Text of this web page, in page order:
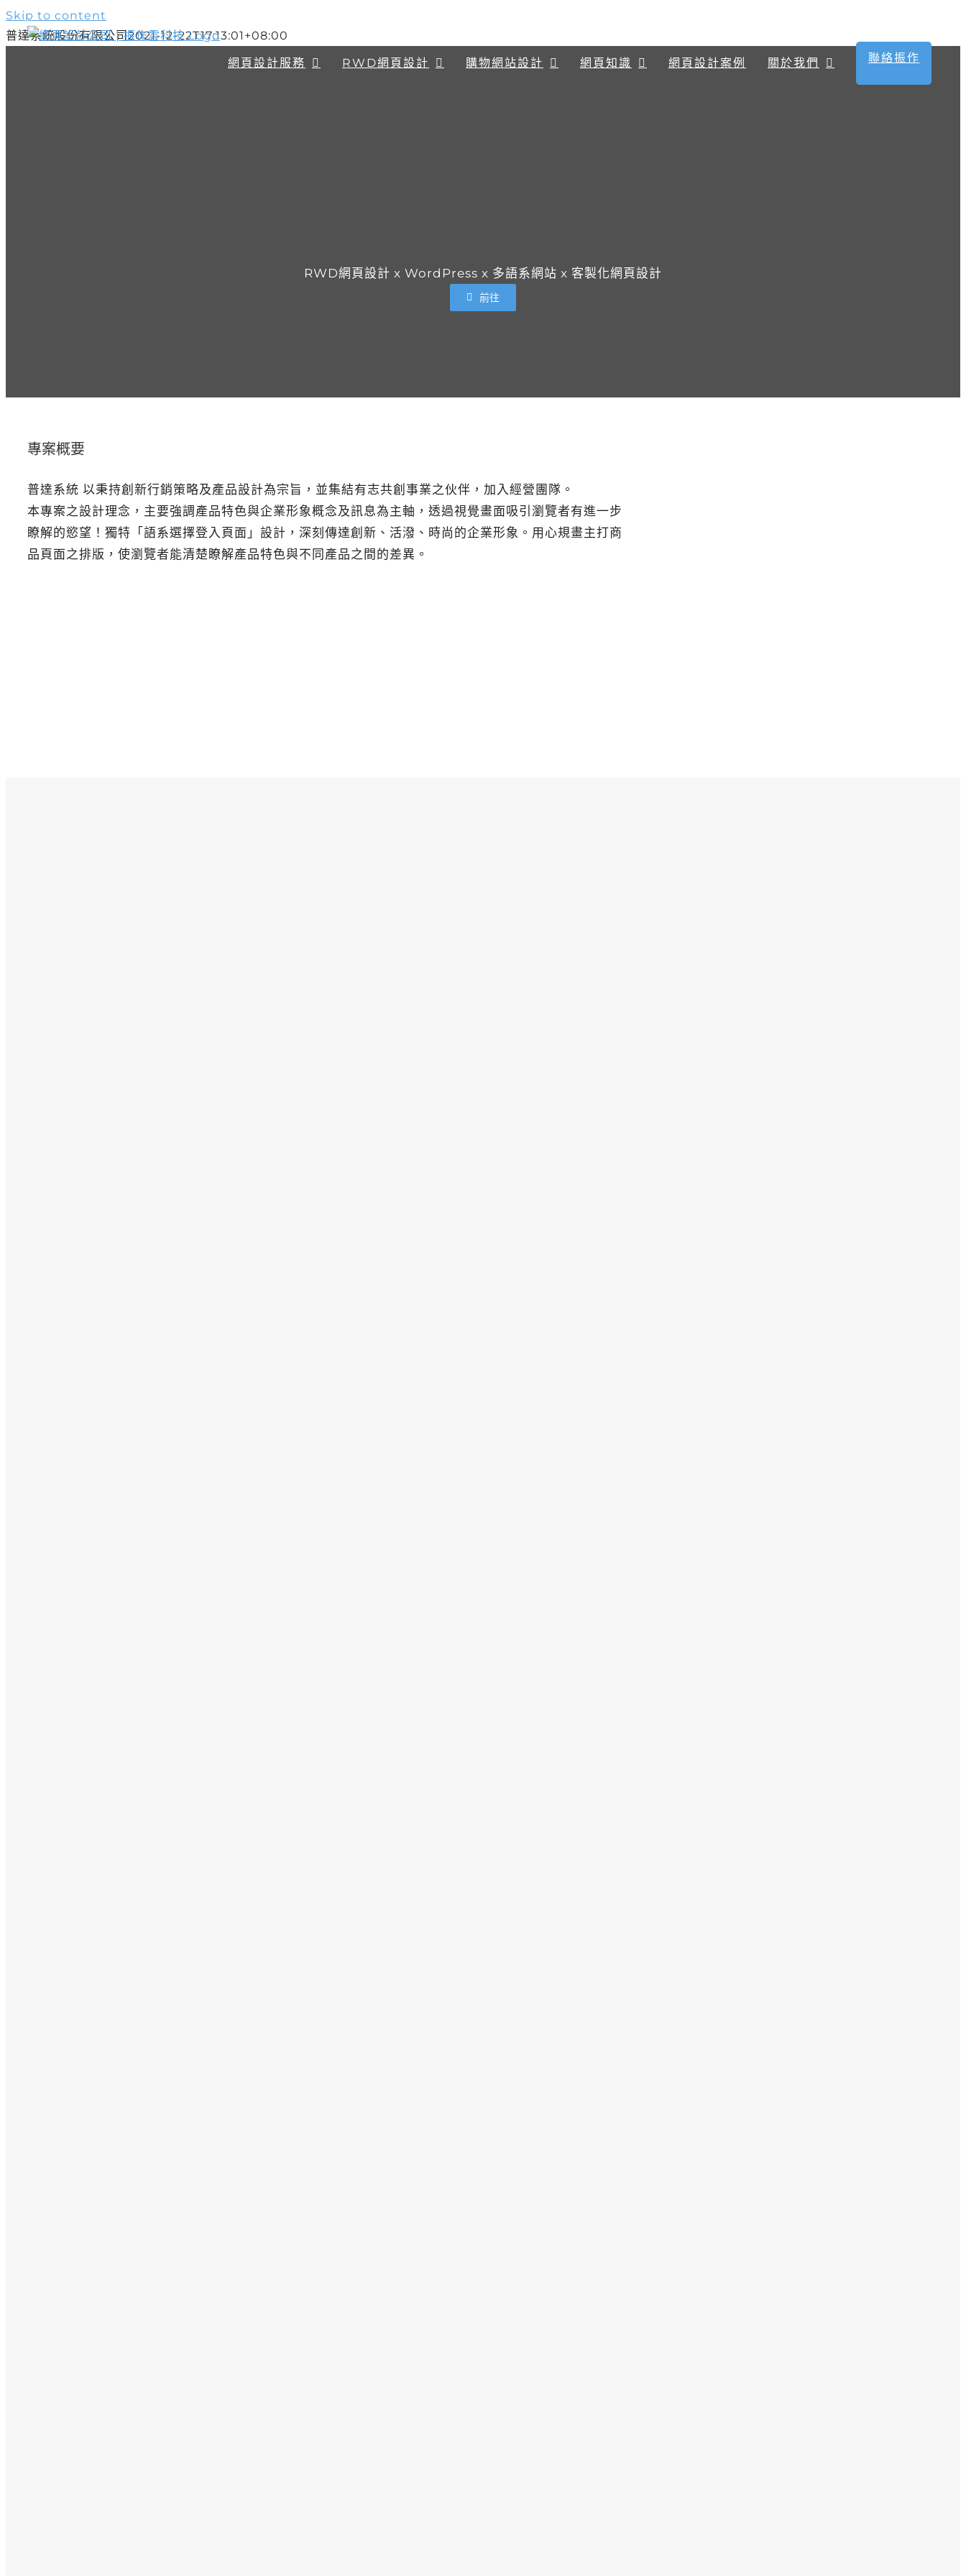
Skip to content
網頁設計服務 RWD網頁設計 購物網站設計 網頁知識 網頁設計案例 關於我們 聯絡振作
普達系統股份有限公司2021-12-22T17:13:01+08:00
RWD網頁設計 x WordPress x 多語系網站 x 客製化網頁設計
前往
專案概要
普達系統 以秉持創新行銷策略及產品設計為宗旨，並集結有志共創事業之伙伴，加入經營團隊。
本專案之設計理念，主要強調產品特色與企業形象概念及訊息為主軸，透過視覺畫面吸引瀏覽者有進一步
瞭解的慾望！獨特「語系選擇登入頁面」設計，深刻傳達創新、活潑、時尚的企業形象。用心規畫主打商
品頁面之排版，使瀏覽者能清楚瞭解產品特色與不同產品之間的差異。